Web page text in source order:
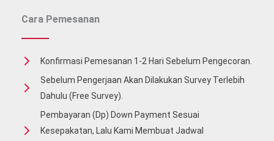
Cara Pemesanan
Konfirmasi Pemesanan 1-2 Hari Sebelum Pengecoran.
Sebelum Pengerjaan Akan Dilakukan Survey Terlebih
Dahulu (free Survey).
Pembayaran (Dp) Down Payment Sesuai
Kesepakatan, Lalu Kami Membuat Jadwal